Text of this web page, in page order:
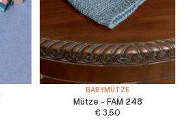
BABYMÜTZE
Mütze - FAM 248
€3.50